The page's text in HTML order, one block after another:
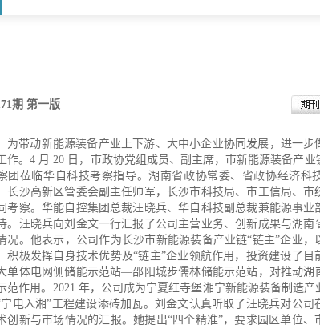
期 第一版
为带动新能源装备产业上下游、大中小企业协同发展，进一步
作。4 月 20 日，市政协党组成员、 副主席，市新能源装备产业
团莅临华自科技考察指导。湖 南省政协常委、省政协经济科
长沙高新区管委会副主任帅 军，长沙市科技局、市工信局、市
考察。华能自控集团总裁汪晓兵、华自科技副总裁兼能源事业
。 汪晓兵向刘金文一行汇报了公司主营 业务、创新成果与湖南
况。他表示，公司作为长沙市新能源装备产业链“链主”企业，
积极发挥自身技术优势及“链主”企业领航作用，投资建设了目
单体电网侧储能示范站—邵阳城步儒林储能示范站，对推动湖
范作用。2021 年， 公司成为宁夏红寺堡湘宁新能源装备制造产
宁电入湘”工程建设添砖加瓦。 刘金文认真听取了汪晓兵对公司
创新与市场情况的汇 报。她提出“四个精准”，要求园区单位、